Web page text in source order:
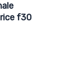
f30